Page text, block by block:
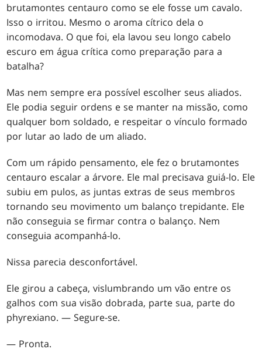
brutamontes centauro como se ele fosse um cavalo.
Isso o irritou. Mesmo o aroma cítrico dela o
incomodava. O que foi, ela lavou seu longo cabelo
escuro em água crítica como preparação para a
batalha?
Mas nem sempre era possível escolher seus aliados.
Ele podia seguir ordens e se manter na missão, como
qualquer bom soldado, e respeitar o vínculo formado
por lutar ao lado de um aliado.
Com um rápido pensamento, ele fez o brutamontes
centauro escalar a árvore. Ele mal precisava guiá-lo. Ele
subiu em pulos, as juntas extras de seus membros
tornando seu movimento um balanço trepidante. Ele
não conseguia se firmar contra o balanço. Nem
conseguia acompanhá-lo.
Nissa parecia desconfortável.
Ele girou a cabeça, vislumbrando um vão entre os
galhos com sua visão dobrada, parte sua, parte do
phyrexiano. — Segure-se.
— Pronta.